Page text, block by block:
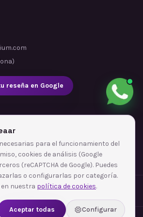
)
reseña en Google
para el funcionamiento del
cookies de análisis (Google
(reCAPTCHA de Google). Puedes
o configurarlas por categoría.
nuestra política de cookies.
Aceptar todas Configurar